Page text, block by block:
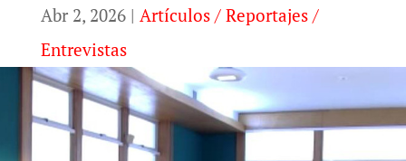
Abr 2, 2026| Artículos / Reportajes /
Entrevistas